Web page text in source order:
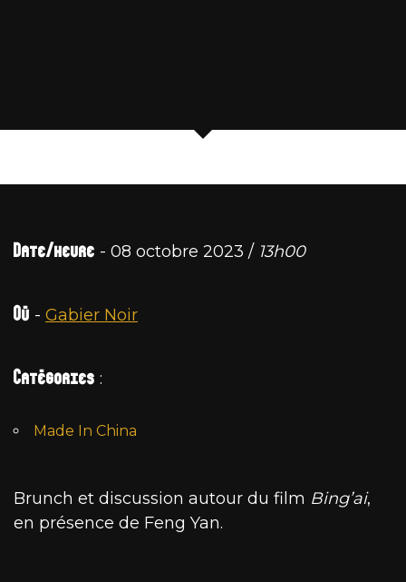
Date/heure - 08 octobre 2023 / 13h00
Où - Gabier Noir
Catégories :
Made In China
Brunch et discussion autour du film Bing’ai,
en présence de Feng Yan.